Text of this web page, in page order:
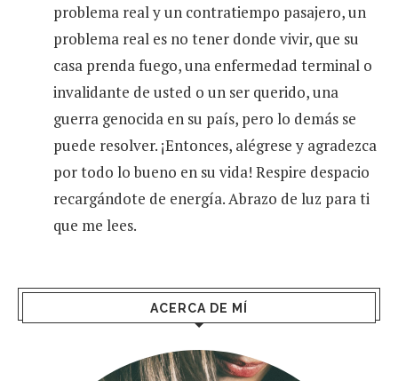
problema real y un contratiempo pasajero, un
problema real es no tener donde vivir, que su
casa prenda fuego, una enfermedad terminal o
invalidante de usted o un ser querido, una
guerra genocida en su país, pero lo demás se
puede resolver. ¡Entonces, alégrese y agradezca
por todo lo bueno en su vida! Respire despacio
recargándote de energía. Abrazo de luz para ti
que me lees.
ACERCA DE MÍ